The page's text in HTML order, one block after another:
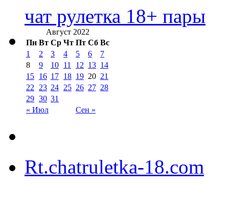
чат рулетка 18+ пары
Август 2022
Пн Вт Ср Чт Пт Сб Вс
« Июл Сен »
1 2 3 4 5 6
7
8
9 10 11 12 13 14
15 16 17 18 19 20 21
22
23 24 25 26 27 28
29 30 31
Rt.chatruletka-18.com